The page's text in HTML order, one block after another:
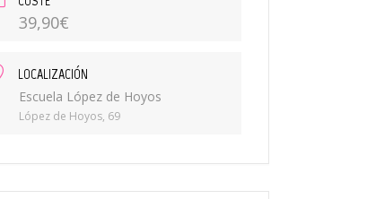
39,90€
LOCALIZACIÓN
Escuela López de Hoyos
López de Hoyos, 69